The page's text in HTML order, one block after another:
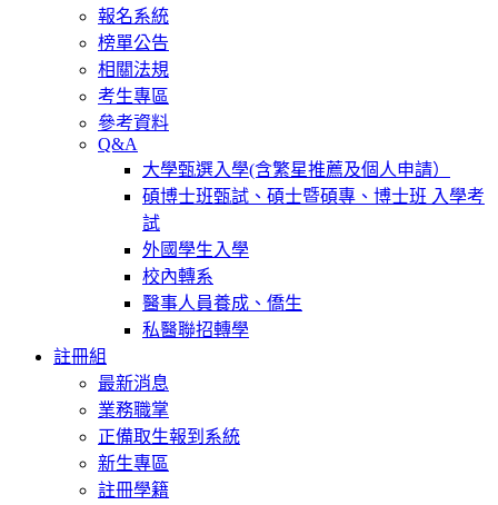
報名系統
榜單公告
相關法規
考生專區
參考資料
Q&A
大學甄選入學(含繁星推薦及個人申請）
碩博士班甄試、碩士暨碩專、博士班 入學考
試
外國學生入學
校內轉系
醫事人員養成、僑生
私醫聯招轉學
註冊組
最新消息
業務職掌
正備取生報到系統
新生專區
註冊學籍